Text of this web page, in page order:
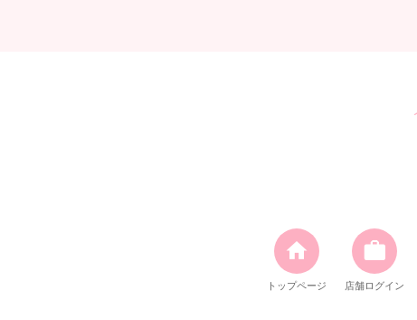
トップページ 店舗ログイン